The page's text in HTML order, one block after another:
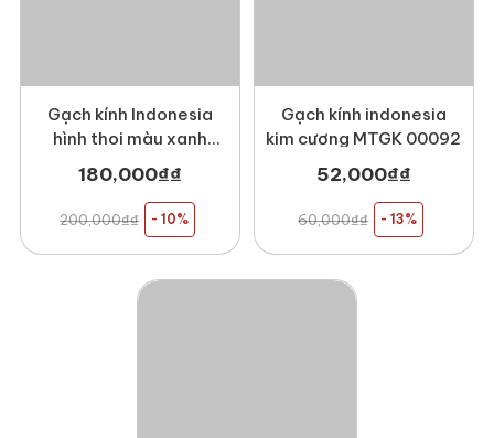
Gạch kính Indonesia
hình thoi màu xanh
180,000₫₫
200,000₫₫ - 10%
Gạch kính indonesia
kim cương MTGK 00092
52,000₫₫
60,000₫₫ - 13%